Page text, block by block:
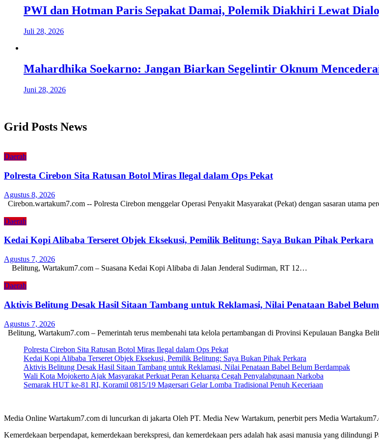
PWI dan Hotman Paris Sepakat Damai, Polemik Diakhiri Lewat
Juli 28, 2026
Mahardhika Soekarno: Jangan Biarkan Segelintir Oknum
Juni 28, 2026
Grid Posts News
Daerah
Polresta Cirebon Sita Ratusan Botol Miras Ilegal dalam Ops Pekat
Agustus 8, 2026
Cirebon.wartakum7.com -- Polresta Cirebon menggelar Operasi Penyakit Masyarakat (Pekat) dengan sasaran utama
Daerah
Kedai Kopi Alibaba Terseret Objek Eksekusi, Pemilik Belitung: Saya Bukan Pihak Perkara
Agustus 7, 2026
Belitung, Wartakum7.com – Suasana Kedai Kopi Alibaba di Jalan Jenderal Sudirman, RT 12…
Daerah
Aktivis Belitung Desak Hasil Sitaan Tambang untuk Reklamasi, Nilai Penataan Babel
Agustus 7, 2026
Belitung, Wartakum7.com – Pemerintah terus membenahi tata kelola pertambangan di Provinsi Kepulauan Bangka
Polresta Cirebon Sita Ratusan Botol Miras Ilegal dalam Ops Pekat
Kedai Kopi Alibaba Terseret Objek Eksekusi, Pemilik Belitung: Saya Bukan Pihak Perkara
Aktivis Belitung Desak Hasil Sitaan Tambang untuk Reklamasi, Nilai Penataan Babel Belum Berdampak
Wali Kota Mojokerto Ajak Masyarakat Perkuat Peran Keluarga Cegah Penyalahgunaan Narkoba
Semarak HUT ke-81 RI, Koramil 0815/19 Magersari Gelar Lomba Tradisional Penuh Keceriaan
Media Online Wartakum7.com di luncurkan di jakarta Oleh PT. Media New Wartakum, penerbit pers Media
Kemerdekaan berpendapat, kemerdekaan berekspresi, dan kemerdekaan pers adalah hak asasi manusia yang